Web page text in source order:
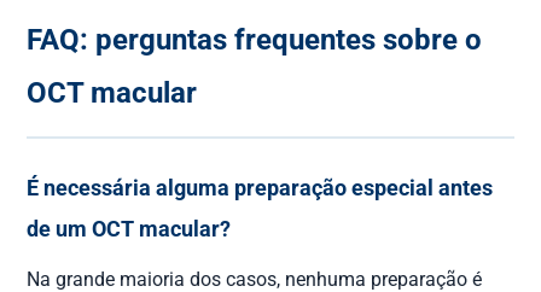
FAQ: perguntas frequentes sobre o
OCT macular
É necessária alguma preparação especial antes
de um OCT macular?
Na grande maioria dos casos, nenhuma preparação é